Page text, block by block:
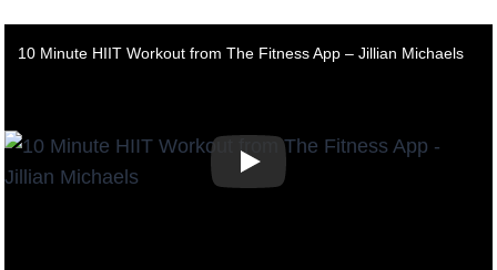
10 Minute HIIT Workout from The Fitness App – Jillian Michaels